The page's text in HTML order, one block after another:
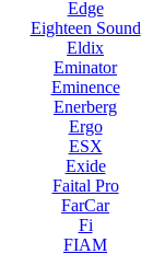
Edge
Eighteen Sound
Eldix
Eminator
Eminence
Enerberg
Ergo
ESX
Exide
Faital Pro
FarCar
Fi
FIAM